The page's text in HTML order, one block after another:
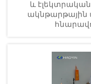
և
ակնթարթային